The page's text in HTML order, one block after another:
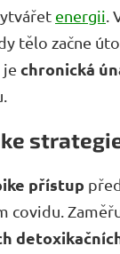
energii.
tělo začne
je chronická
přístup
covidu.